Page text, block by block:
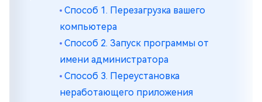
Способ 1. Перезагрузка вашего
компьютера
Способ 2. Запуск программы от
имени администратора
Способ 3. Переустановка
неработающего приложения